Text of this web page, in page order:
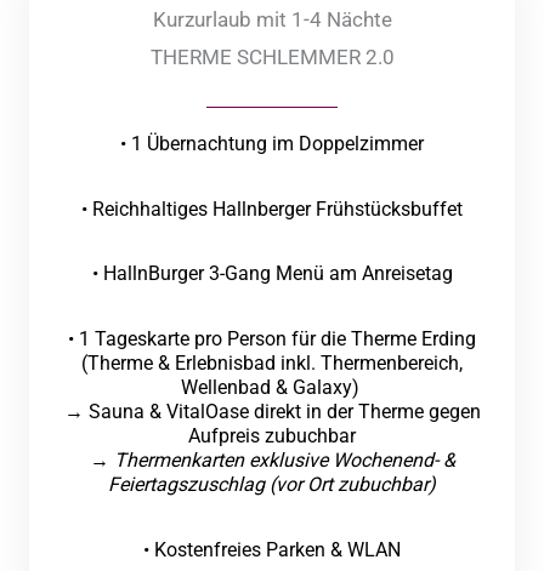
Kurzurlaub mit 1-4 Nächte
THERME SCHLEMMER 2.0
• 1 Übernachtung im Doppelzimmer
• Reichhaltiges Hallnberger Frühstücksbuffet
• HallnBurger 3-Gang Menü am Anreisetag
• 1 Tageskarte pro Person für die Therme Erding
(Therme & Erlebnisbad inkl. Thermenbereich,
Wellenbad & Galaxy)
→ Sauna & VitalOase direkt in der Therme gegen
Aufpreis zubuchbar
→ Thermenkarten exklusive Wochenend- &
Feiertagszuschlag (vor Ort zubuchbar)
• Kostenfreies Parken & WLAN